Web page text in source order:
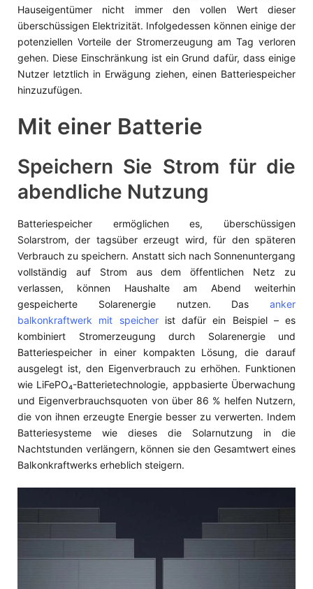
Hauseigentümer nicht immer den vollen Wert dieser
überschüssigen Elektrizität. Infolgedessen können einige der
potenziellen Vorteile der Stromerzeugung am Tag verloren
gehen. Diese Einschränkung ist ein Grund dafür, dass einige
Nutzer letztlich in Erwägung ziehen, einen Batteriespeicher
hinzuzufügen.
Mit einer Batterie
Speichern Sie Strom für die
abendliche Nutzung
Batteriespeicher ermöglichen es, überschüssigen
Solarstrom, der tagsüber erzeugt wird, für den späteren
Verbrauch zu speichern. Anstatt sich nach Sonnenuntergang
vollständig auf Strom aus dem öffentlichen Netz zu
verlassen, können Haushalte am Abend weiterhin
gespeicherte Solarenergie nutzen. Das anker
balkonkraftwerk mit speicherist dafür ein Beispiel – es
kombiniert Stromerzeugung durch Solarenergie und
Batteriespeicher in einer kompakten Lösung, die darauf
ausgelegt ist, den Eigenverbrauch zu erhöhen. Funktionen
wie LiFePO₄-Batterietechnologie, appbasierte Überwachung
und Eigenverbrauchsquoten von über 86 % helfen Nutzern,
die von ihnen erzeugte Energie besser zu verwerten. Indem
Batteriesysteme wie dieses die Solarnutzung in die
Nachtstunden verlängern, können sie den Gesamtwert eines
Balkonkraftwerks erheblich steigern.